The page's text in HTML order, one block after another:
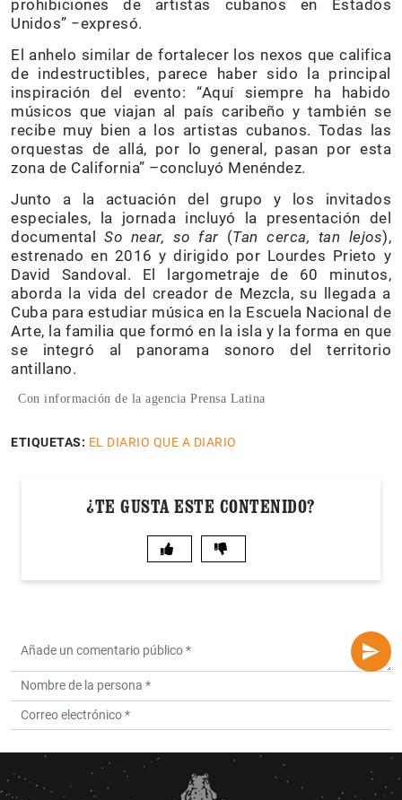
prohibiciones de artistas cubanos en Estados
Unidos” −expresó.
El anhelo similar de fortalecer los nexos que califica
de indestructibles, parece haber sido la principal
inspiración del evento: “Aquí siempre ha habido
músicos que viajan al país caribeño y también se
recibe muy bien a los artistas cubanos. Todas las
orquestas de allá, por lo general, pasan por esta
zona de California” –concluyó Menéndez.
Junto a la actuación del grupo y los invitados
especiales, la jornada incluyó la presentación del
documentalSo near, so far (Tan cerca, tan lejos),
estrenado en 2016 y dirigido por Lourdes Prieto y
David Sandoval. El largometraje de 60 minutos,
aborda la vida del creador de Mezcla, su llegada a
Cuba para estudiar música en la Escuela Nacional de
Arte, la familia que formó en la isla y la forma en que
se integró al panorama sonoro del territorio
antillano.
Con información de la agencia Prensa Latina
ETIQUETAS: EL DIARIO QUE A DIARIO
¿TE GUSTA ESTE CONTENIDO?